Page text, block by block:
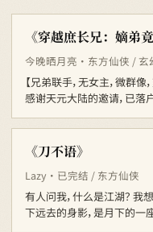
《穿越庶长兄：嫡弟
今晚晒月亮 · 东方仙侠 / 玄
【兄弟联手，无女主，微群像
感谢天元大陆的邀请，已
《刀不语》
Lazy · 已完结 / 东方仙侠
有人问我，什么是江湖？ 我
下远去的身影，是月下的